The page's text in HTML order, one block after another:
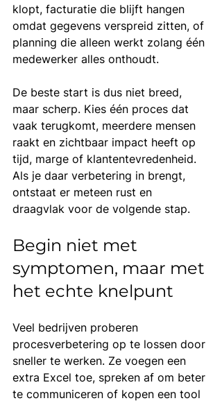
klopt, facturatie die blijft hangen
omdat gegevens verspreid zitten, of
planning die alleen werkt zolang één
medewerker alles onthoudt.
De beste start is dus niet breed,
maar scherp. Kies één proces dat
vaak terugkomt, meerdere mensen
raakt en zichtbaar impact heeft op
tijd, marge of klantentevredenheid.
Als je daar verbetering in brengt,
ontstaat er meteen rust en
draagvlak voor de volgende stap.
Begin niet met
symptomen, maar met
het echte knelpunt
Veel bedrijven proberen
procesverbetering op te lossen door
sneller te werken. Ze voegen een
extra Excel toe, spreken af om beter
te communiceren of kopen een tool